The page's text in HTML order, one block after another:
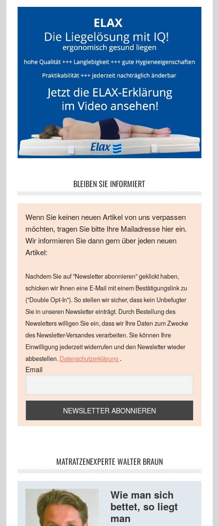
BLEIBEN SIE INFORMIERT
Wenn Sie keinen neuen Artikel von uns verpassen
möchten, tragen Sie bitte Ihre Mailadresse hier ein.
Wir informieren Sie dann gern über jeden neuen
Artikel:
Nachdem Sie auf "Newsletter abonnieren" geklickt haben,
schicken wir Ihnen eine E-Mail mit einem Bestätigungslink zu
("Double Opt-In"). So stellen wir sicher, dass kein Unbefugter
Sie in unseren Newsletter einträgt. Durch Bestellung des
Newsletters willigen Sie ein, dass wir Ihre Daten zum Zwecke
des Newsletter-Versandes verarbeiten. Sie können Ihre
Einwilligung jederzeit widerrufen und den Newsletter wieder
abbestellen. Datenschutzerklärung .
Email
MATRATZENEXPERTE WALTER BRAUN
Wie man sich
bettet, so liegt
man